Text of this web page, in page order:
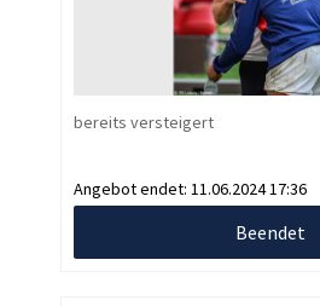
bereits versteigert
Angebot endet: 11.06.2024 17:36
Beendet